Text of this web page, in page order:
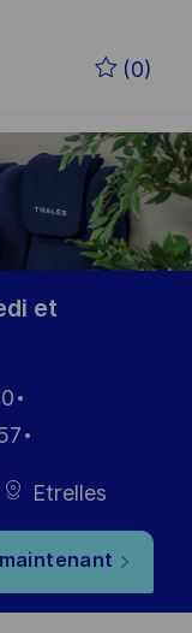
(0)
et
Etrelles